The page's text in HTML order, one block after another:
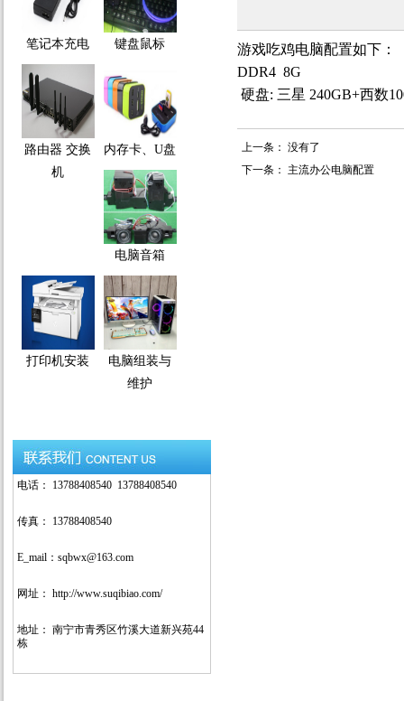
笔记本充电 键盘鼠标
路由器 交换
机
内存卡、U盘
电脑音箱
打印机安装
电脑组装与
维护
电话： 13788408540 13788408540
传真： 13788408540
E_mail：sqbwx@163.com
网址： http://www.suqibiao.com/
地址： 南宁市青秀区竹溪大道新兴苑44
栋
游戏吃鸡电脑配置如下
DDR4 8G
硬盘: 三星 240GB+西数
上一条： 没有了
下一条： 主流办公电脑配置